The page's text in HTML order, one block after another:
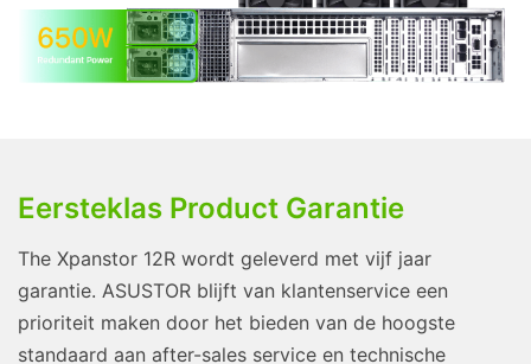
Eersteklas Product Garantie
The Xpanstor 12R wordt geleverd met vijf jaar
garantie. ASUSTOR blijft van klantenservice een
prioriteit maken door het bieden van de hoogste
standaard aan after-sales service en technische